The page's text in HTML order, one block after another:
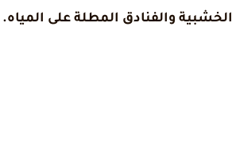
والفنادق المطلة على المياه.